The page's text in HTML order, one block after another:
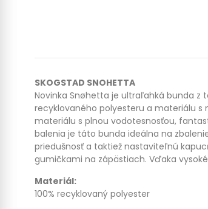
SKOGSTAD SNOHETTA
Novinka Snøhetta je ultraľahká bunda z
recyklovaného polyesteru a materiálu s
materiálu s plnou vodotesnosťou,
balenia je táto bunda ideálna na
priedušnosť a taktiež nastaviteľnú
gumičkami na zápästiach. Vďaka
Materiál:
100% recyklovaný polyester